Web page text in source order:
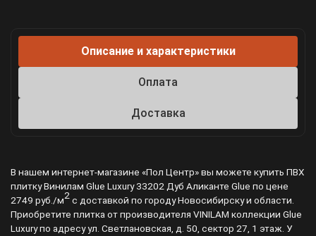
Описание и характеристики
Оплата
Доставка
В нашем интернет-магазине «Пол Центр» вы можете купить ПВХ
плитку Винилам Glue Luxury 33202 Дуб Аликанте Glue по цене
2749 руб./м2с доставкой по городу Новосибирску и области.
Приобретите плитка от производителя VINILAM коллекции Glue
Luxury по адресу ул. Светлановская, д. 50, сектор 27, 1 этаж. У